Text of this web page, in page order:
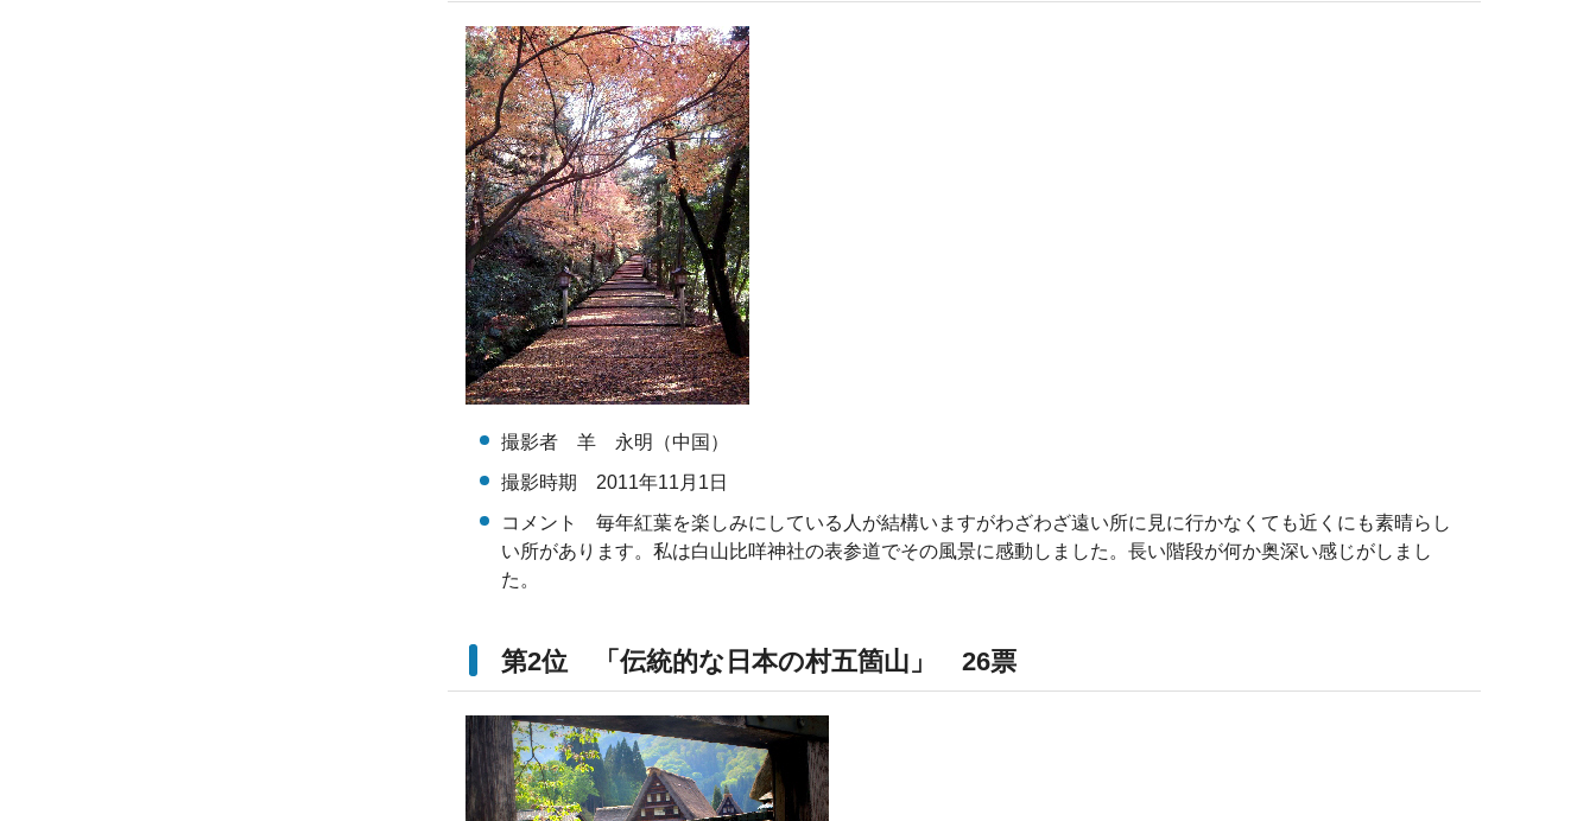
撮影者 羊 永明（中国）
撮影時期 2011年11月1日
コメント 毎年紅葉を楽しみにしている人が結構いますがわざわざ遠い所に見に行かなくても近くにも素晴らし
い所があります。私は白山比咩神社の表参道でその風景に感動しました。長い階段が何か奥深い感じがしまし
た。
第2位 「伝統的な日本の村五箇山」 26票